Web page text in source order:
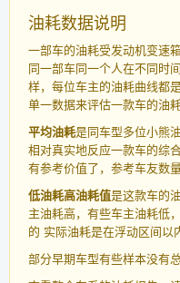
油耗数据说明
一部车的油耗受发动机变速
同一部车同一个人在不同时
样，每位车主的油耗曲线都
单一数据来评估一款车的油耗
平均油耗是同车型多位小熊
相对真实地反应一款车的综
有参考价值了，参考车友数
低油耗高油耗值是这款车的
主油耗高，有些车主油耗低
的 实际油耗是在浮动区间以
部分早期车型有些样本没有